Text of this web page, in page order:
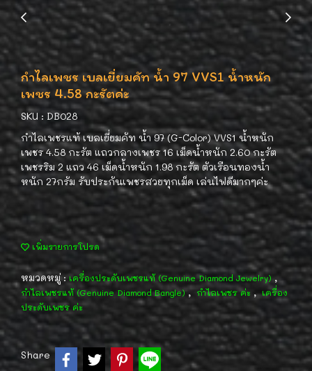
กำไลเพชร เบลเยี่ยมคัท น้ำ 97 VVS1 น้ำหนัก
เพชร 4.58 กะรัตค่ะ
SKU : DB028
กำไลเพชรแท้ เบลเยี่ยมคัท น้ำ 97 (G-Color) VVS1 น้ำหนัก
เพชร 4.58 กะรัต แถวกลางเพชร 16 เม็ดน้ำหนัก 2.60 กะรัต
เพชรริม 2 แถว 46 เม็ดน้ำหนัก 1.98 กะรัต ตัวเรือนทองน้ำ
หนัก 27กรัม รับประกันเพชรสวยทุกเม็ด เล่นไฟดีมากๆค่ะ
เพิ่มรายการโปรด
หมวดหมู่ : เครื่องประดับเพชรแท้ (Genuine Diamond Jewelry) ,
กำไลเพชรแท้ (Genuine Diamond Bangle), กำไลเพชร ค่ะ , เครื่อง
ประดับเพชร ค่ะ
Share